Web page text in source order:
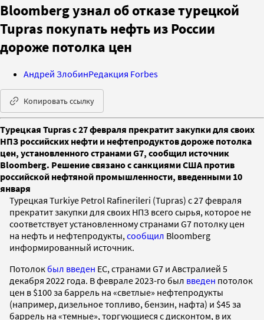
Bloomberg узнал об отказе турецкой
Tupras покупать нефть из России
дороже потолка цен
Андрей ЗлобинРедакция Forbes
Копировать ссылку
Турецкая Tupras с 27 февраля прекратит закупки для своих
НПЗ российских нефти и нефтепродуктов дороже потолка
цен, установленного странами G7, сообщил источник
Bloomberg. Решение связано с санкциями США против
российской нефтяной промышленности, введенными 10
января
Турецкая Turkiye Petrol Rafinerileri (Tupras) с 27 февраля
прекратит закупки для своих НПЗ всего сырья, которое не
соответствует установленному странами G7 потолку цен
на нефть и нефтепродукты, сообщил Bloomberg
информированный источник.
Потолокбыл введен ЕС, странами G7 и Австралией 5
декабря 2022 года. В феврале 2023-го был введен потолок
цен в $100 за баррель на «светлые» нефтепродукты
(например, дизельное топливо, бензин, нафта) и $45 за
баррель на «темные», торгующиеся с дисконтом, в их